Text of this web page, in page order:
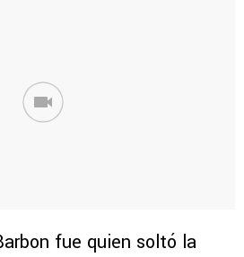
fue quien soltó la